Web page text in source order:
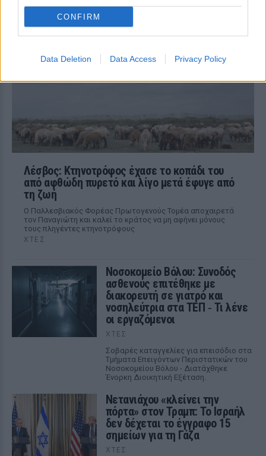
CONFIRM
Data Deletion Data Access Privacy Policy
«Ρεμπέτικο» έως το «Μάθε παιδί μου
γράμματα» και το τηλεοπτικό
ελληνική κινηματογραφική και
τηλεοπτική παραγωγή
Λέσβος: Κτηνοτρόφος έχασε το κοπάδι του
από αφθώδη πυρετό και λίγο μετά έφυγε από
τη ζωή
Ο Παλλεσβιακός Φορέας Πρωτογενούς Τομέα αποχαιρετά
τον Παναγιώτη και καλεί το κράτος να μη αφήνει μόνους
τους πληγέντες κτηνοτρόφους
ΧΤΕΣ
Νοσοκομείο Βόλου: Συνοδός
ασθενούς επιτέθηκε με
διακορευτή σε γιατρό και
νοσηλεύτρια στα ΤΕΠ ‑ Τι λένε
οι εργαζόμενοι
ΧΤΕΣ
Σοβαρές καταγγελίες για επεισόδιο στα
Τμήματα Επειγόντων Περιστατικών του
Νοσοκομείου Βόλου - Διατάχθηκε
Ένορκη Διοικητική Εξέταση.
Νετανιάχου «κλείνει την
πόρτα» στον Τραμπ: Το Ισραήλ
δεν δέχεται το έγγραφο 15
σημείων για τη Γάζα
ΧΤΕΣ